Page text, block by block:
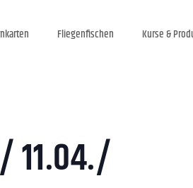
Fliegenfischen Kurse &
11.04./